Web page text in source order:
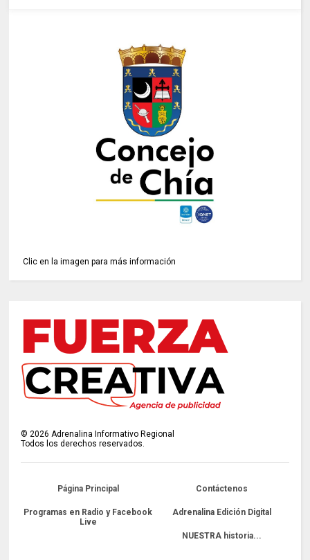
Clic en la imagen para más información
©2026 Adrenalina Informativo Regional
Todos los derechos reservados.
Página Principal Contáctenos
Programas en Radio y Facebook
Live
Adrenalina Edición Digital
NUESTRA historia...